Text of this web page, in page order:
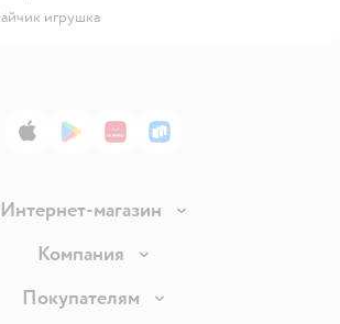
Зайчик игрушка
App StoreGoogle Play
AppGallery
RuStore
Интернет-магазин
Доставка и оплата
Правила продажи
Компания
Вакансии
Покупателям